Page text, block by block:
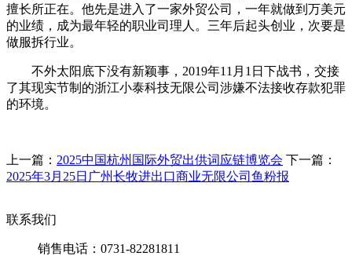
擅长所正在。他先是进入了一家外贸公司，一年就做到万美元
的业绩，成为最年轻的职业司理人。三年后起头创业，次要是
做服拆行业。
不外太阳底下没有新颖事，2019年11月1日下战书，交接
了其现实节制的浙江小泰科技无限公司涉嫌不法接收存款犯罪
的环境。
上一篇： 2025中国杭州国际外贸出供词应链博览会 下一篇：
2025年3月25日广州长牧进出口商业无限公司鱼粉报
联系我们
销售电话：0731-82281811